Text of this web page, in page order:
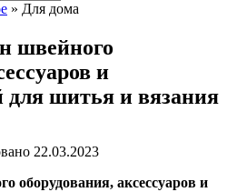
» Для дома
швейного
и
для шитья и вязания
22.03.2023
оборудования, аксессуаров и